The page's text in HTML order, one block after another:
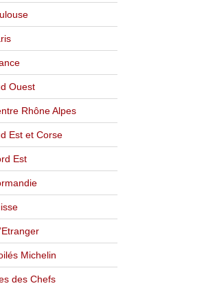
Ouest
Rhône Alpes
Est et Corse
Est
Michelin
des Chefs